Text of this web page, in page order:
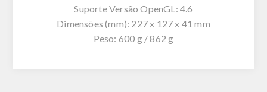
Suporte Versão OpenGL: 4.6
Dimensões (mm): 227 x 127 x 41 mm
Peso: 600 g / 862 g